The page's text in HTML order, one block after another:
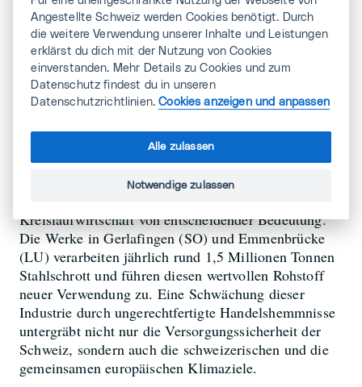
Versorgungssicherheit
und
Kreislaufwirtschaft
nicht gefährden
Kreislaufwirtschaft von entscheidender Bedeutung.
Die Werke in Gerlafingen (SO) und Emmenbrücke
(LU) verarbeiten jährlich rund 1,5 Millionen Tonnen
Stahlschrott und führen diesen wertvollen Rohstoff
neuer Verwendung zu. Eine Schwächung dieser
Industrie durch ungerechtfertigte Handelshemmnisse
untergräbt nicht nur die Versorgungssicherheit der
Schweiz, sondern auch die schweizerischen und die
gemeinsamen europäischen Klimaziele.
Angestellte Schweiz werden Cookies benötigt. Durch
die weitere Verwendung unserer Inhalte und Leistungen
erklärst du dich mit der Nutzung von Cookies
einverstanden. Mehr Details zu Cookies und zum
Datenschutz findest du in unseren
Datenschutzrichtlinien.Cookies anzeigen und anpassen
Alle zulassen
Notwendige zulassen